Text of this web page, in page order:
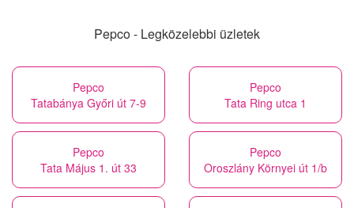
Pepco - Legközelebbi üzletek
Pepco
Tatabánya Győri út 7-9
Pepco
Tata Ring utca 1
Pepco
Tata Május 1. út 33
Pepco
Oroszlány Környei út 1/b